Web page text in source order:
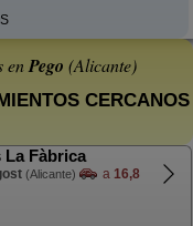
enPego (Alicante)
CERCANOS
Fàbrica
(Alicante) a 16,8